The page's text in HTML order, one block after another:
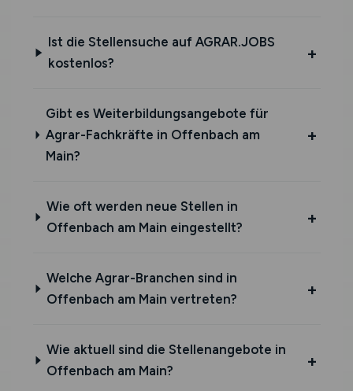
Ist die Stellensuche auf AGRAR.JOBS
kostenlos?
Gibt es Weiterbildungsangebote für
Agrar-Fachkräfte in Offenbach am
Main?
Wie oft werden neue Stellen in
Offenbach am Main eingestellt?
Welche Agrar-Branchen sind in
Offenbach am Main vertreten?
Wie aktuell sind die Stellenangebote in
Offenbach am Main?